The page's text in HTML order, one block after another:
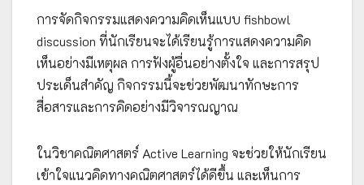
การจัดกิจกรรมแสดงความคิดเห็นแบบ fishbowl
discussion ที่นักเรียนจะได้เรียนรู้การแสดงความคิด
เห็นอย่างมีเหตุผล การฟังผู้อื่นอย่างตั้งใจ และการสรุป
ประเด็นสำคัญ กิจกรรมนี้จะช่วยพัฒนาทักษะการ
สื่อสารและการคิดอย่างมีวิจารณญาณ
ในวิชาคณิตศาสตร์ Active Learning จะช่วยให้นักเรียน
เข้าใจแนวคิดทางคณิตศาสตร์ได้ดีขึ้น และเห็นการ